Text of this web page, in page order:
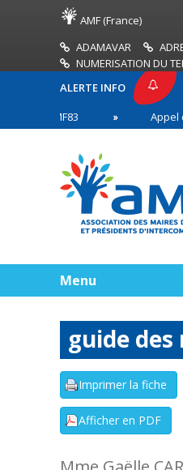
AMF (France)
ADAMAVAR
NUMERISATION DU
ALERTE INFO
Appel de
première ligne
Menu
guide